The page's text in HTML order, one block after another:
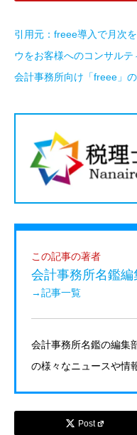
引用元： freee導入で月次
ウをお客様へのコンサルテ
会計事務所向け「freee」
この記事の著者
会計事務所名鑑編
→記事一覧
会計事務所名鑑の編集
の様々なニュースや情
Post